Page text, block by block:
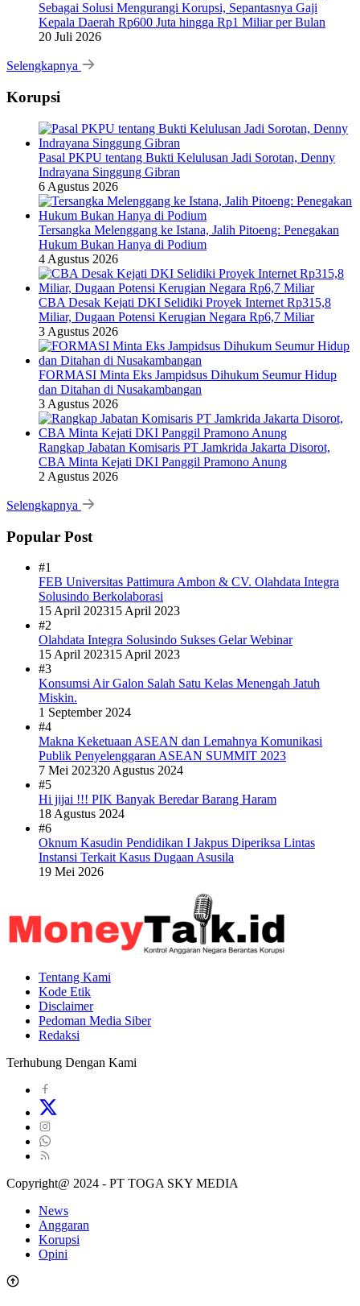
Sebagai Solusi Mengurangi Korupsi, Sepantasnya Gaji
Kepala Daerah Rp600 Juta hingga Rp1 Miliar per Bulan
20 Juli 2026
Selengkapnya
Korupsi
Pasal PKPU tentang Bukti Kelulusan Jadi Sorotan, Denny
Indrayana Singgung Gibran
6 Agustus 2026
Tersangka Melenggang ke Istana, Jalih Pitoeng: Penegakan
Hukum Bukan Hanya di Podium
4 Agustus 2026
CBA Desak Kejati DKI Selidiki Proyek Internet Rp315,8
Miliar, Dugaan Potensi Kerugian Negara Rp6,7 Miliar
3 Agustus 2026
FORMASI Minta Eks Jampidsus Dihukum Seumur Hidup
dan Ditahan di Nusakambangan
3 Agustus 2026
Rangkap Jabatan Komisaris PT Jamkrida Jakarta Disorot,
CBA Minta Kejati DKI Panggil Pramono Anung
2 Agustus 2026
Selengkapnya
Popular Post
#1
FEB Universitas Pattimura Ambon & CV. Olahdata Integra
Solusindo Berkolaborasi
15 April 202315 April 2023
#2
Olahdata Integra Solusindo Sukses Gelar Webinar
15 April 202315 April 2023
#3
Konsumsi Air Galon Salah Satu Kelas Menengah Jatuh
Miskin.
1 September 2024
#4
Makna Keketuaan ASEAN dan Lemahnya Komunikasi
Publik Penyelenggaran ASEAN SUMMIT 2023
7 Mei 202320 Agustus 2024
#5
Hi jijai !!! PIK Banyak Beredar Barang Haram
18 Agustus 2024
#6
Oknum Kasudin Pendidikan I Jakpus Diperiksa Lintas
Instansi Terkait Kasus Dugaan Asusila
19 Mei 2026
Tentang Kami
Kode Etik
Disclaimer
Pedoman Media Siber
Redaksi
Terhubung Dengan Kami
Copyright@ 2024 - PT TOGA SKY MEDIA
News
Anggaran
Korupsi
Opini